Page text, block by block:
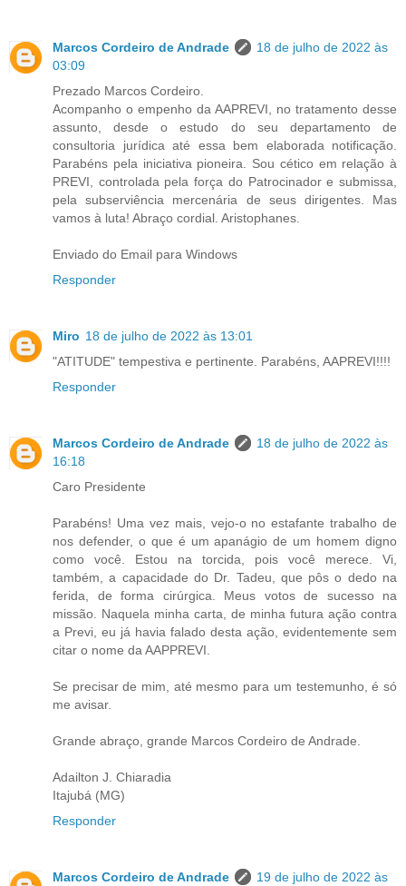
Marcos Cordeiro de Andrade
18 de julho de 2022 às
03:09
Prezado Marcos Cordeiro.
Acompanho o empenho da AAPREVI, no tratamento desse
assunto, desde o estudo do seu departamento de
consultoria jurídica até essa bem elaborada notificação.
Parabéns pela iniciativa pioneira. Sou cético em relação à
PREVI, controlada pela força do Patrocinador e submissa,
pela subserviência mercenária de seus dirigentes. Mas
vamos à luta! Abraço cordial. Aristophanes.
Enviado do Email para Windows
Responder
Miro 18 de julho de 2022 às 13:01
"ATITUDE" tempestiva e pertinente. Parabéns, AAPREVI!!!!
Responder
Marcos Cordeiro de Andrade
18 de julho de 2022 às
16:18
Caro Presidente
Parabéns! Uma vez mais, vejo-o no estafante trabalho de
nos defender, o que é um apanágio de um homem digno
como você. Estou na torcida, pois você merece. Vi,
também, a capacidade do Dr. Tadeu, que pôs o dedo na
ferida, de forma cirúrgica. Meus votos de sucesso na
missão. Naquela minha carta, de minha futura ação contra
a Previ, eu já havia falado desta ação, evidentemente sem
citar o nome da AAPPREVI.
Se precisar de mim, até mesmo para um testemunho, é só
me avisar.
Grande abraço, grande Marcos Cordeiro de Andrade.
Adailton J. Chiaradia
Itajubá (MG)
Responder
Marcos Cordeiro de Andrade
19 de julho de 2022 às